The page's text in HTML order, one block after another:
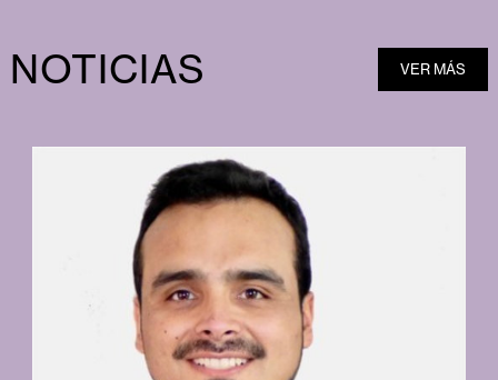
NOTICIAS VER MÁS